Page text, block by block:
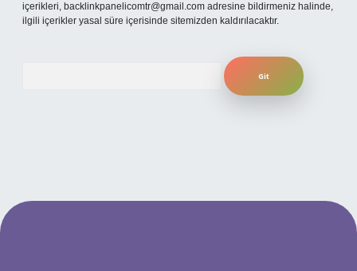
içerikleri, backlinkpanelicomtr@gmail.com adresine bildirmeniz halinde,
ilgili içerikler yasal süre içerisinde sitemizden kaldırılacaktır.